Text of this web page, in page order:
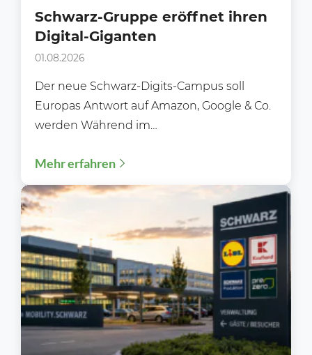
Schwarz-Gruppe eröffnet ihren
Digital-Giganten
01.08.2026
Der neue Schwarz-Digits-Campus soll
Europas Antwort auf Amazon, Google & Co.
werden Während im
Filialen, Preisaktionen oder Sortimente...
Mehr erfahren